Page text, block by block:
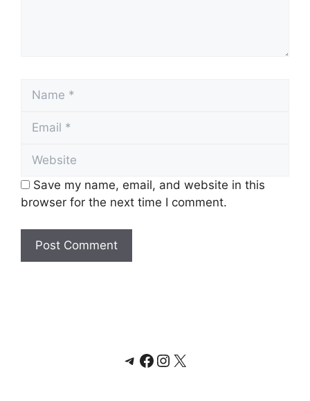
Name
Email
Website
Save my name, email, and website in this
browser for the next time I comment.
Telegram
Facebook
Instagram
X